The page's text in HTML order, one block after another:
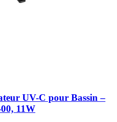
UV-​C pour Bassin –
11W